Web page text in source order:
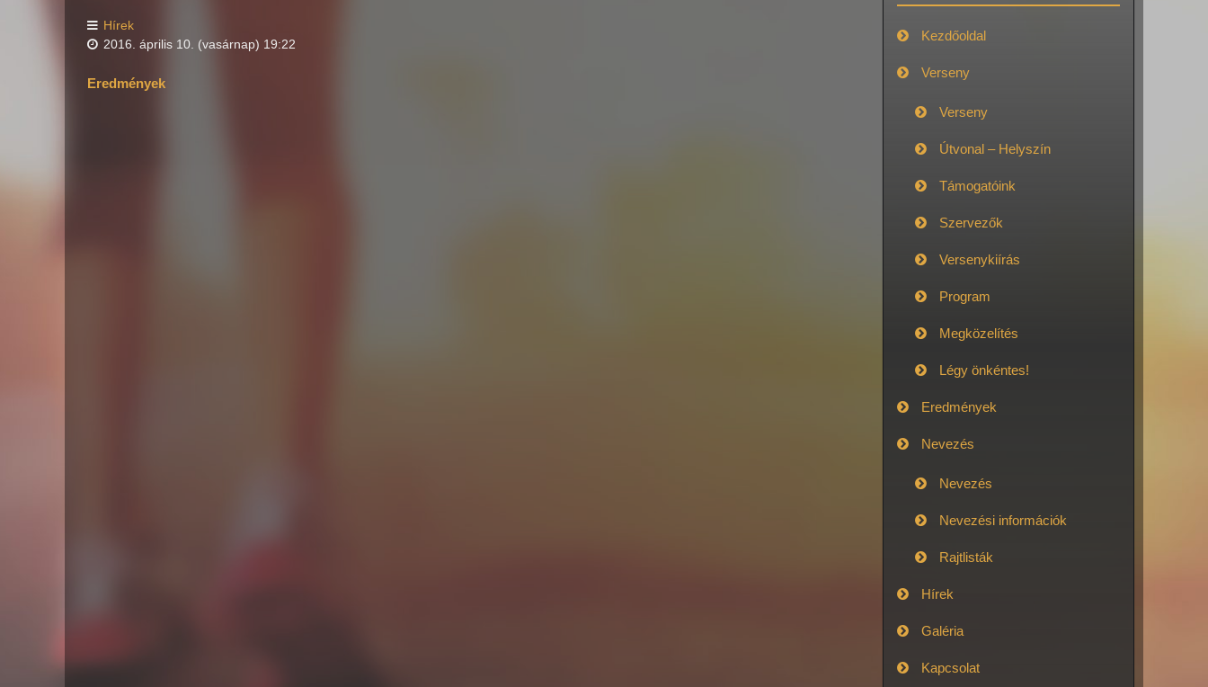
Hírek
2016. április 10. (vasárnap) 19:22
Eredmények
Kezdőoldal
Verseny
Verseny
Útvonal – Helyszín
Támogatóink
Szervezők
Versenykiírás
Program
Megközelítés
Légy önkéntes!
Eredmények
Nevezés
Nevezés
Nevezési információk
Rajtlisták
Hírek
Galéria
Kapcsolat